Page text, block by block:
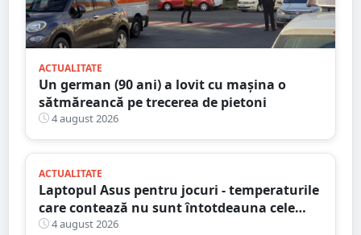
ACTUALITATE
Un german (90 ani) a lovit cu mașina o
sătmăreancă pe trecerea de pietoni
4 august 2026
ACTUALITATE
Laptopul Asus pentru jocuri - temperaturile
care contează nu sunt întotdeauna cele
mai mari
4 august 2026